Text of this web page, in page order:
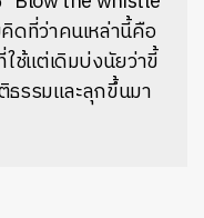
ดที่ว่าคนเหล่านี้คือ
ช้แต่เดิมบ่งนัยว่าขี้
รรมและลุกขึ้นมา